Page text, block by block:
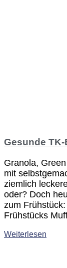
Gesunde
Granola,
mit
ziemlich
oder? Doch
zum
Frühstücks
Weiterlesen